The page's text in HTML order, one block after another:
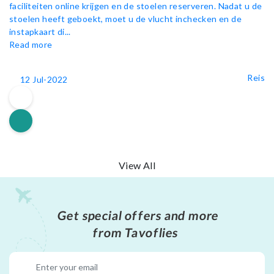
faciliteiten online krijgen en de stoelen reserveren. Nadat u de
stoelen heeft geboekt, moet u de vlucht inchecken en de
instapkaart di...
Read more
12 Jul-2022 Reis
View All
Get special offers and more
from Tavoflies